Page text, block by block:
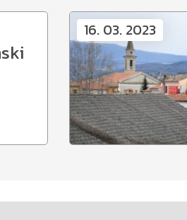
16. 03. 2023